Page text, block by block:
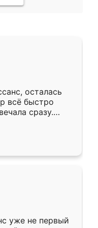
осталась
всё быстро
сразу.
подошёл к
Собрали
даже
уже не первый